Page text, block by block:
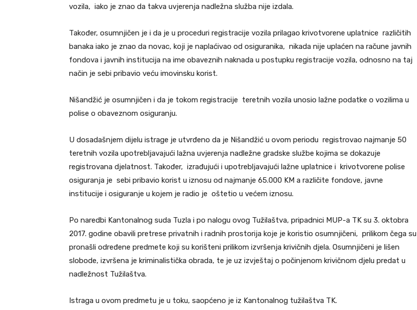
vozila, iako je znao da takva uvjerenja nadležna služba nije izdala.
Također, osumnjičen je i da je u proceduri registracije vozila prilagao krivotvorene uplatnice različitih
banaka iako je znao da novac, koji je naplaćivao od osiguranika, nikada nije uplaćen na račune javnih
fondova i javnih institucija na ime obaveznih naknada u postupku registracije vozila, odnosno na taj
način je sebi pribavio veću imovinsku korist.
Nišandžić je osumnjičen i da je tokom registracije teretnih vozila unosio lažne podatke o vozilima u
polise o obaveznom osiguranju.
U dosadašnjem dijelu istrage je utvrđeno da je Nišandžić u ovom periodu registrovao najmanje 50
teretnih vozila upotrebljavajući lažna uvjerenja nadležne gradske službe kojima se dokazuje
registrovana djelatnost. Također, izrađujući i upotrebljavajući lažne uplatnice i krivotvorene polise
osiguranja je sebi pribavio korist u iznosu od najmanje 65.000 KM a različite fondove, javne
institucije i osiguranje u kojem je radio je oštetio u većem iznosu.
Po naredbi Kantonalnog suda Tuzla i po nalogu ovog Tužilaštva, pripadnici MUP-a TK su 3. oktobra
2017. godine obavili pretrese privatnih i radnih prostorija koje je koristio osumnjičeni, prilikom čega su
pronašli određene predmete koji su korišteni prilikom izvršenja krivičnih djela. Osumnjičeni je lišen
slobode, izvršena je kriminalistička obrada, te je uz izvještaj o počinjenom krivičnom djelu predat u
nadležnost Tužilaštva.
Istraga u ovom predmetu je u toku, saopćeno je iz Kantonalnog tužilaštva TK.